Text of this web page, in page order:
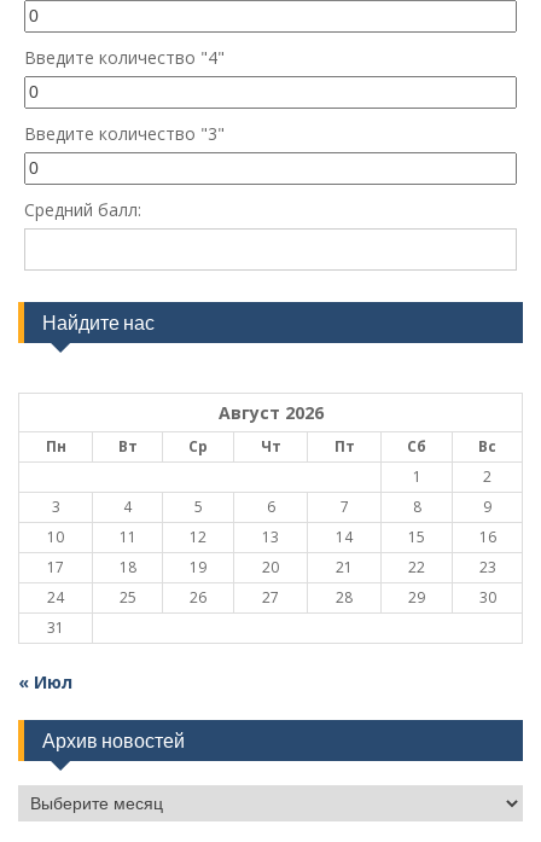
Введите количество "4"
Введите количество "3"
Средний балл:
Найдите нас
Август 2026
Пн Вт Ср Чт Пт Сб
Вс
1
2
3
4 5 6 7 8
9
10
11 12 13 14 15
16
17
18 19 20 21 22
23
24
25 26 27 28 29
30
31
« Июл
Архив новостей
Архив
новостей